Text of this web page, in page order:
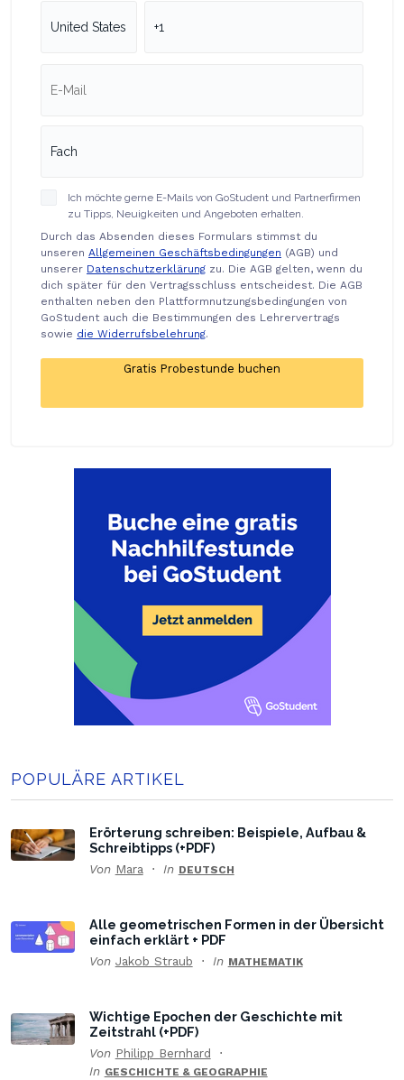
Ich möchte gerne E-Mails von GoStudent und Partnerfirmen
zu Tipps, Neuigkeiten und Angeboten erhalten.
Durch das Absenden dieses Formulars stimmst du
unseren Allgemeinen Geschäftsbedingungen (AGB) und
unserer Datenschutzerklärung zu. Die AGB gelten, wenn du
dich später für den Vertragsschluss entscheidest. Die AGB
enthalten neben den Plattformnutzungsbedingungen von
GoStudent auch die Bestimmungen des Lehrervertrags
sowie die Widerrufsbelehrung.
POPULÄRE ARTIKEL
Erörterung schreiben: Beispiele, Aufbau &
Schreibtipps (+PDF)
Von Mara In DEUTSCH
Alle geometrischen Formen in der Übersicht
einfach erklärt + PDF
Von Jakob Straub In MATHEMATIK
Wichtige Epochen der Geschichte mit
Zeitstrahl (+PDF)
Von Philipp Bernhard
In GESCHICHTE & GEOGRAPHIE